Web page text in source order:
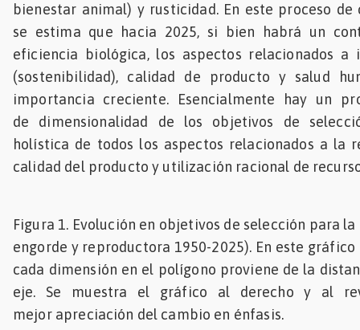
bienestar animal) y rusticidad. En este proceso de
se estima que hacia 2025, si bien habrá un
eficiencia biológica, los aspectos relacionados a
(sostenibilidad), calidad de producto y salud
importancia creciente. Esencialmente hay un
de dimensionalidad de los objetivos de
holística de todos los aspectos relacionados a la
calidad del producto y utilización racional de
Figura 1. Evolución en objetivos de selección para
engorde y reproductora 1950-2025). En este
cada dimensión en el polígono proviene de la
eje. Se muestra el gráfico al derecho y al
mejor apreciación del cambio en énfasis.